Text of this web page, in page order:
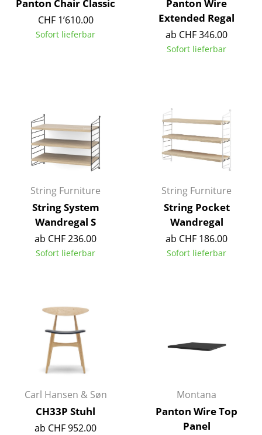
Outdoor-Leuchten
Akkuleuchten
Doppelbetten
Einzelbetten
Stapelbetten
Kinderbetten
Nachttische & Bettzubehör
... alle Betten
Accessoires
Spiegel
Figuren & Miniaturen
Vasen
Tabletts
Büroutensilien
Aufbewahrungsboxen
Panton Chair Classic
CHF 1’610.00
Sofort lieferbar
Panton Wire
Extended Regal
ab CHF 346.00
Sofort lieferbar
String Furniture
String System
Wandregal S
ab CHF 236.00
Sofort lieferbar
String Furniture
String Pocket
Wandregal
ab CHF 186.00
Sofort lieferbar
Carl Hansen & Søn
CH33P Stuhl
ab CHF 952.00
Montana
Panton Wire Top
Panel